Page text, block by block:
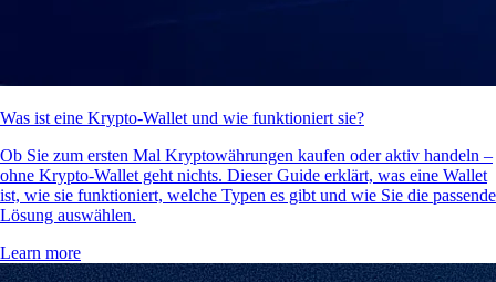
Was ist eine Krypto-Wallet und wie funktioniert sie?
Ob Sie zum ersten Mal Kryptowährungen kaufen oder aktiv handeln –
ohne Krypto-Wallet geht nichts. Dieser Guide erklärt, was eine Wallet
ist, wie sie funktioniert, welche Typen es gibt und wie Sie die passende
Lösung auswählen.
Learn more